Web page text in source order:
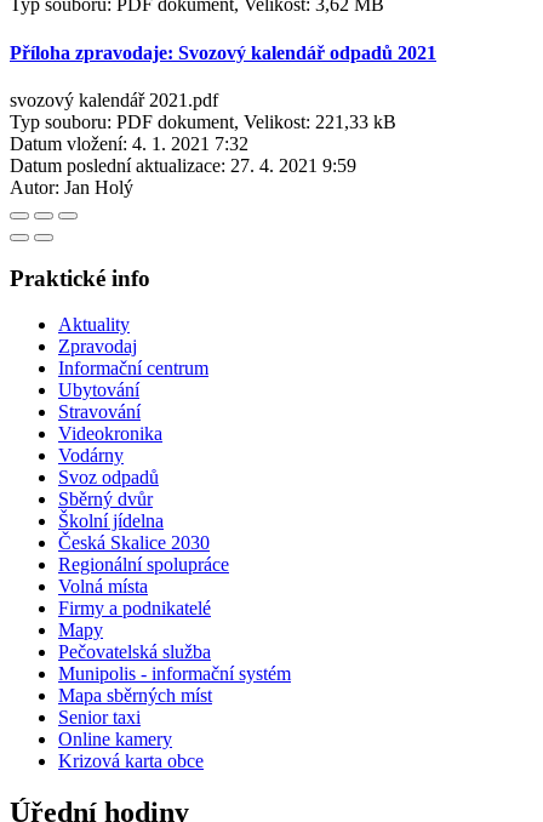
Typ souboru: PDF dokument, Velikost: 3,62 MB
Příloha zpravodaje: Svozový kalendář odpadů 2021
svozový kalendář 2021.pdf
Typ souboru: PDF dokument, Velikost: 221,33 kB
Datum vložení: 4. 1. 2021 7:32
Datum poslední aktualizace: 27. 4. 2021 9:59
Autor: Jan Holý
Praktické info
Aktuality
Zpravodaj
Informační centrum
Ubytování
Stravování
Videokronika
Vodárny
Svoz odpadů
Sběrný dvůr
Školní jídelna
Česká Skalice 2030
Regionální spolupráce
Volná místa
Firmy a podnikatelé
Mapy
Pečovatelská služba
Munipolis - informační systém
Mapa sběrných míst
Senior taxi
Online kamery
Krizová karta obce
Úřední hodiny